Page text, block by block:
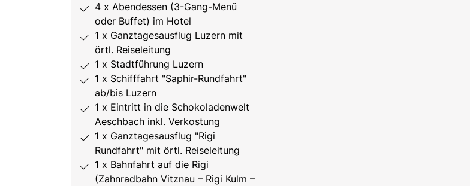
4 x Abendessen (3-Gang-Menü
oder Buffet) im Hotel
1 x Ganztagesausflug Luzern mit
örtl. Reiseleitung
1 x Stadtführung Luzern
1 x Schifffahrt "Saphir-Rundfahrt"
ab/bis Luzern
1 x Eintritt in die Schokoladenwelt
Aeschbach inkl. Verkostung
1 x Ganztagesausflug "Rigi
Rundfahrt" mit örtl. Reiseleitung
1 x Bahnfahrt auf die Rigi
(Zahnradbahn Vitznau – Rigi Kulm –